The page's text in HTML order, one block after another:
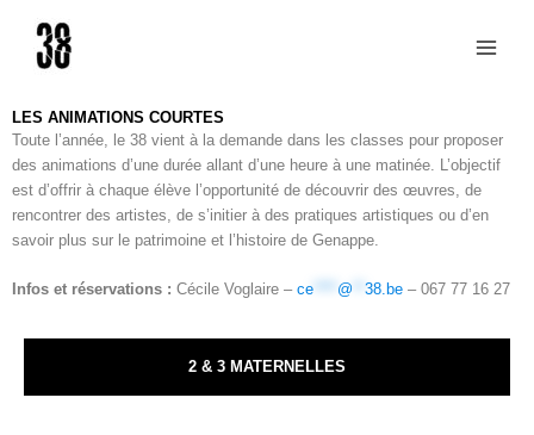
contenu
LES ANIMATIONS COURTES
Toute l’année, le 38 vient à la demande dans les classes pour proposer
des animations d’une durée allant d’une heure à une matinée. L’objectif
est d’offrir à chaque élève l’opportunité de découvrir des œuvres, de
rencontrer des artistes, de s’initier à des pratiques artistiques ou d’en
savoir plus sur le patrimoine et l’histoire de Genappe.
Infos et réservations : Cécile Voglaire – ce @ 38.be – 067 77 16 27
2 & 3 MATERNELLES